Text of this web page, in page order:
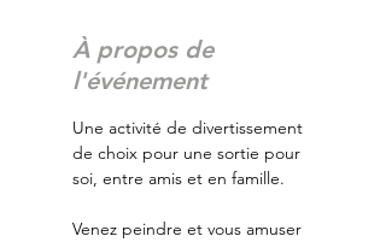
À propos de
l'événement
Une activité de divertissement
de choix pour une sortie pour
soi, entre amis et en famille.
Venez peindre et vous amuser